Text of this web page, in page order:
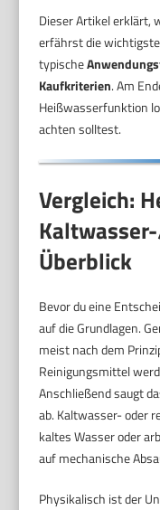
Dieser Artikel erklärt,
erfährst die
typische
Kaufkriterien. Am
Heißwasserfunktion
achten solltest.
Vergleich:
Überblick
Bevor du eine
auf die Grundlagen.
meist nach dem
Reinigungsmittel
Anschließend saugt
ab. Kaltwasser- oder
kaltes Wasser oder
auf mechanische
Physikalisch ist der